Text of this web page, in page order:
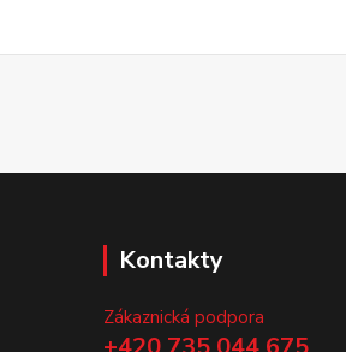
Kontakty
Zákaznická podpora